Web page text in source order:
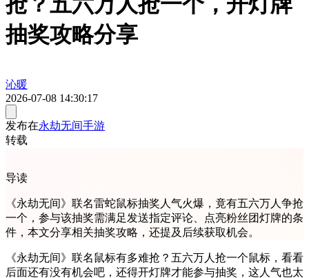
抽奖攻略分享
沁暖
2026-07-08 14:30:17
发布在永劫无间手游
转载
导读
《永劫无间》联名雷蛇鼠标抽奖人气火爆，竟有五六万人争抢
一个，参与该抽奖需满足发送指定评论、点亮粉丝团灯牌的条
件，本文分享相关抽奖攻略，还提及后续获取机会。
《永劫无间》联名鼠标有多难抢？五六万人抢一个鼠标，看看
后面还有没有机会吧，还得开灯牌才能参与抽奖，这人气也太